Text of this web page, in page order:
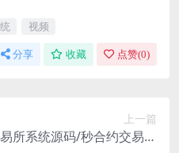
视频
分享 收藏 点赞(0)
上一篇
所系统源码/秒合约交易源